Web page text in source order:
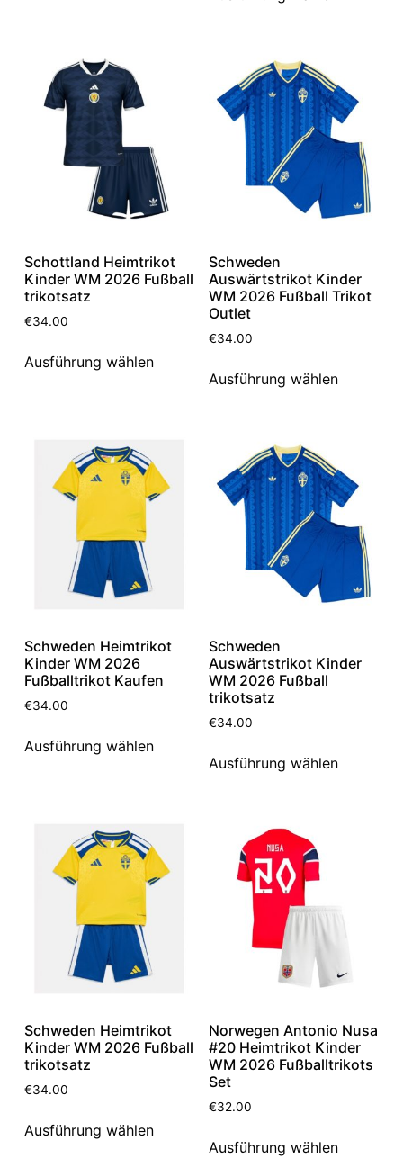
Schottland Heimtrikot
Kinder WM 2026 Fußball
trikotsatz
€34.00
Ausführung wählen
Schweden
Auswärtstrikot Kinder
WM 2026 Fußball Trikot
Outlet
€34.00
Ausführung wählen
Schweden Heimtrikot
Kinder WM 2026
Fußballtrikot Kaufen
€34.00
Ausführung wählen
Schweden
Auswärtstrikot Kinder
WM 2026 Fußball
trikotsatz
€34.00
Ausführung wählen
Schweden Heimtrikot
Kinder WM 2026 Fußball
trikotsatz
€34.00
Ausführung wählen
Norwegen Antonio Nusa
#20 Heimtrikot Kinder
WM 2026 Fußballtrikots
Set
€32.00
Ausführung wählen